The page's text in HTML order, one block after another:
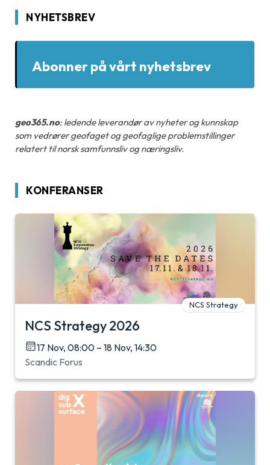
NYHETSBREV
Abonner på vårt nyhetsbrev
geo365.no: ledende leverandør av nyheter og kunnskap
som vedrører geofaget og geofaglige problemstillinger
relatert til norsk samfunnsliv og næringsliv.
KONFERANSER
NCS Strategy
NCS Strategy 2026
17 Nov, 08:00 – 18 Nov, 14:30
Scandic Forus